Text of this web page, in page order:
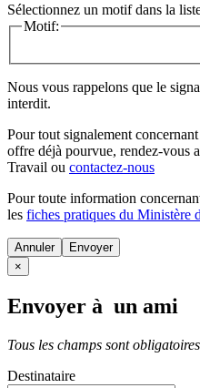
Sélectionnez un motif dans la
Motif:
Nous vous rappelons que le
interdit.
Pour tout signalement concernant
offre déjà pourvue, rendez-vous
Travail ou contactez-nous
Pour toute information
les fiches pratiques du Ministère
Annuler
×
Envoyer à un ami
Tous les champs sont obligatoires
Destinataire